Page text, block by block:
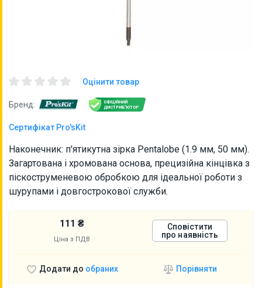
Оцінити товар
Бренд:
ОФІЦІЙНИЙ
ДИСТРИБ'ЮТОР
Сертифікат Pro'sKit
Наконечник: п'ятикутна зірка Pentalobe (1.9 мм, 50 мм).
Загартована і хромована основа, прецизійна кінцівка з
піскоструменевою обробкою для ідеальної роботи з
шурупами і довгострокової служби.
111 ₴
Ціна з ПДВ
Сповістити
про наявність
Додати до обраних Порівняти